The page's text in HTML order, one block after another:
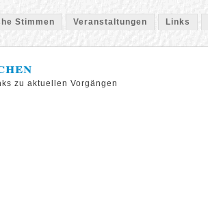
Stimmen Veranstaltungen Links
zu aktuellen Vorgängen